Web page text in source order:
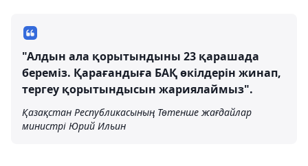
"Алдын ала қорытындыны 23 қарашада
береміз. Қарағандыға БАҚ өкілдерін жинап,
тергеу қорытындысын жариялаймыз".
Қазақстан Республикасының Төтенше жағдайлар
министрі Юрий Ильин